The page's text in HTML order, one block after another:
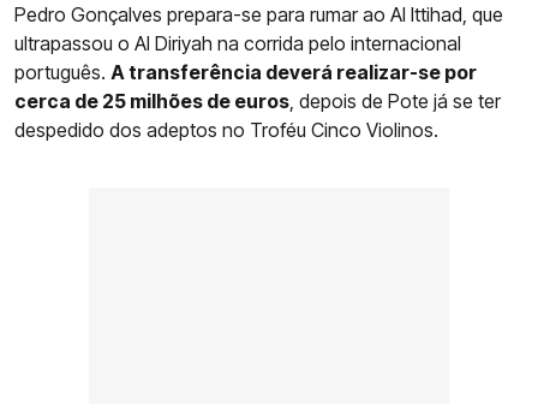
Pedro Gonçalves prepara-se para rumar ao Al Ittihad, que
ultrapassou o Al Diriyah na corrida pelo internacional
português. A transferência deverá realizar-se por
cerca de 25 milhões de euros , depois de Pote já se ter
despedido dos adeptos no Troféu Cinco Violinos.